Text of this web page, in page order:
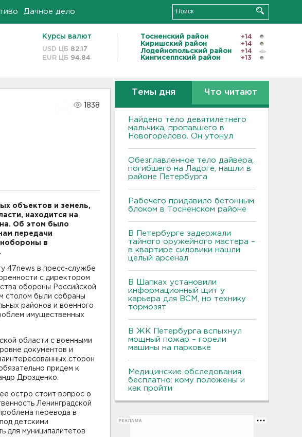
Дачное дело
Курсы валют
USD ЦБ 82.17
EUR ЦБ 94.84
Тосненский район
+14
Киришский район
+14
Лодейнопольский район
+14
Кингисеппский район
+13
1838
объектов и земель,
находится на
Об этом было
передачи
в
47news в пресс-службе
с директором
обороны Российской
столом были собраны
районов и военного
имущественных
области с военными
документов и
сторон
придем к
Дрозденко.
остро стоит вопрос о
Ленинградской
перевода в
детскими
для муниципалитетов
Темы дня Что читают
Найдено тело девятилетнего
мальчика, пропавшего в
Новогорелово. Он утонул
Обезглавленное тело дайвера,
погибшего на Ладоге, нашли в
районе Петербурга
Рабочего придавило бетонным
блоком в Тосненском районе
В Петербурге задержали
тайного оружейного мастера –
в квартире силовики нашли
целый арсенал
В Шапках установили
информационный щит у
карьера для ВСМ, но технику
тормозят
В ЖК Петербурга вспыхнул
мощный пожар – горели
машины на парковке
Медицинские обследования
бесплатно: кому положены и
как пройти
РЕКЛАМА